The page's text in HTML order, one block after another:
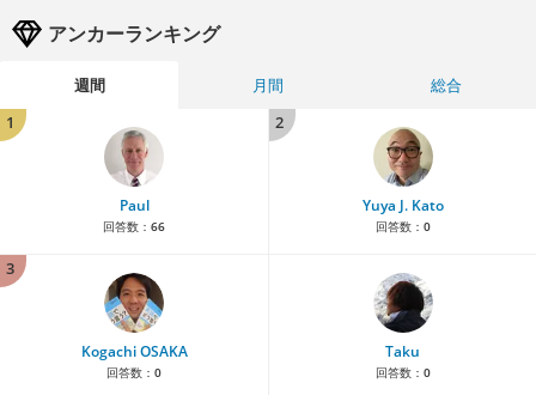
アンカーランキング
週間 月間
総合
1
Paul
回答数： 66
2
Yuya J. Kato
回答数： 0
3
Kogachi OSAKA
回答数： 0
Taku
回答数： 0